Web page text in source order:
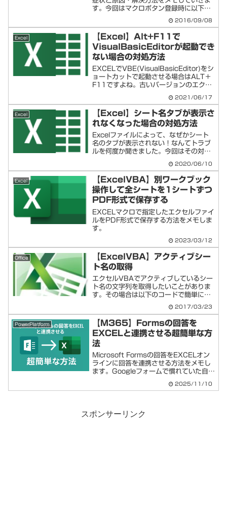
す。今回はマクロボタン登録時に以下の
EXCELVBAで作成した「マクロを登
録」する時に他のマクロは登録できるの
に一部のマクロのみ...
2016/09/08
Excel
【Excel】Alt+F11で
VisualBasicEditorが起動でき
ない場合の対処方法
EXCELでVBE(VisualBasicEditor)をシ
ョートカットで起動させる場合はALT＋
F11ですよね。古いバージョンのエクセ
す。…があるＰＣ環境や、その他なんら
かのタイミングで、なぜかこのショ...
2021/06/17
Excel
【Excel】シート名タブが表示さ
れなくなった場合の対処方法
Excelファイルによって、なぜかシート
名のタブが表示されない！なんてトラブ
ルを何度か聞きました。今回はその対処
が表示されない（シート見出しが非表
示）の対処方法メニューの 「ファイ
ル」→「オプション」「詳...
2020/06/10
Excel
【ExcelVBA】別ワークブック
操作して全シートを1シートずつ
PDF形式で保存する
EXCELマクロで指定したエクセルファイ
ルをPDF形式で保存する方法をメモしま
す。
2023/03/12
Office
【ExcelVBA】アクティブシー
ト名の取得
エクセルVBAでアクティブしているシー
ト名の文字列を取得したいことがありま
す。その場合は以下のコードで簡単に取
得ActiveSheet.Nameでシート名の文字
列を取得できます。コード例Sub
a()Ms...
2017/03/23
PowerPlatform
【M365】Formsの回答を
EXCELと連携させる超簡単な方
法
Microsoft Formsの回答をEXCELオン
ラインに回答を連携させる方法をメモし
ます。Googleフォームで慣れていた自分
成したときに、アレコレ迷いました💦や
2025/11/10
スポンサーリンク